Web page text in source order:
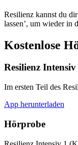
Resilienz kannst du
lassen’, um wieder in
Kostenlose
Resilienz Intensiv
Im ersten Teil des
App herunterladen
Hörprobe